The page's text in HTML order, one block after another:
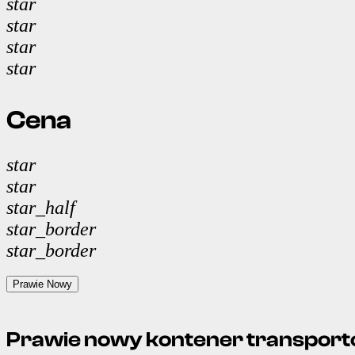
star
star
star
Cena
star
star
star_half
star_border
star_border
Prawie Nowy
Prawie nowy kontener